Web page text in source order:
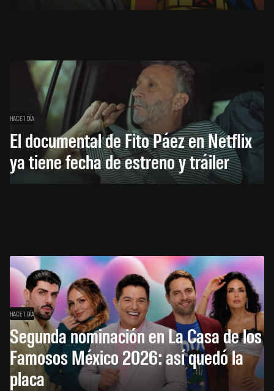
HACE 1 DÍA
El documental de Fito Páez en Netflix
ya tiene fecha de estreno y tráiler
HACE 1 DÍA
Segunda nominación en La Casa de los
Famosos México 2026: así quedó la
placa